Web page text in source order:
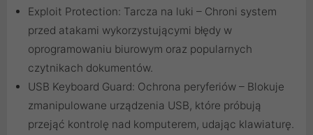
Exploit Protection: Tarcza na luki – Chroni system
przed atakami wykorzystującymi błędy w
oprogramowaniu biurowym oraz popularnych
czytnikach dokumentów.
USB Keyboard Guard: Ochrona peryferiów – Blokuje
zmanipulowane urządzenia USB, które próbują
przejąć kontrolę nad komputerem, udając klawiaturę.